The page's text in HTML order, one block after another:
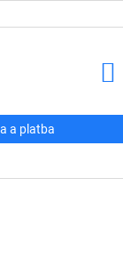
a platba